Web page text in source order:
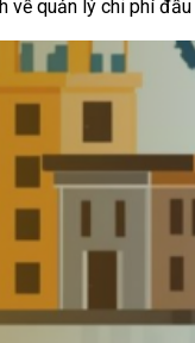
về quản lý chi phí